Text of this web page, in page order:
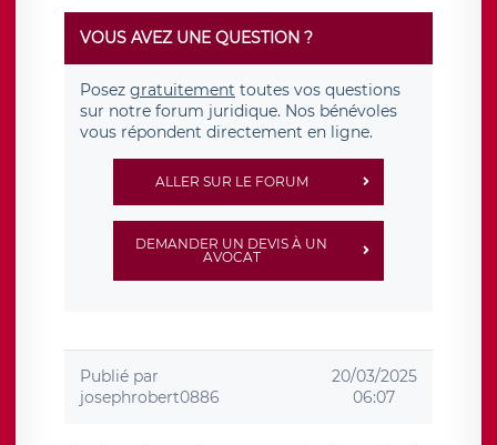
VOUS AVEZ UNE QUESTION ?
Posez gratuitement toutes vos questions
sur notre forum juridique. Nos bénévoles
vous répondent directement en ligne.
ALLER SUR LE FORUM
DEMANDER UN DEVIS À UN
AVOCAT
Publié par
josephrobert0886
20/03/2025
06:07